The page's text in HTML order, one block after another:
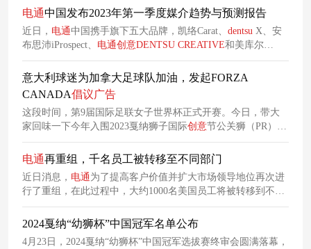
搜索广告及搜索引擎优化业务则由电通 体系协同承接。
电通中国发布2023年第一季度媒介趋势与预测报告
近日， 电通中国携手旗下五大品牌，凯络Carat、 dentsu X、安
布思沛iProspect、 电通创意DENTSU CREATIVE和美库尔
Merkle，发布了《2023年第一季度媒介趋势与预测报告》。
意大利球迷为加拿大足球队加油，发起FORZA
CANADA倡议广告
这段时间，第9届国际足联女子世界杯正式开赛。今日，带大
家回味一下今年入围2023戛纳狮子国际创意节公关狮（PR）社
群管理类别（Community Management）的一支男足广告。在去
年世界杯期间，电通 创意（DENTSU CREATIVE
手意大利国足合作伙伴——零食品牌Fonzies，发起一项FORZA
CANADA（加油吧！枫叶国）全国倡议。
电通再重组，千名员工被转移至不同部门
近日消息， 电通 为了提高客户价值并扩大市场领导地位再次进
行了重组，在此过程中，大约1000名美国员工将被转移到不同
的部门。 在这其中，电通媒体美洲区首席执行官道格·罗森
（Doug Rozen）离职，他在该公司已效力了四年多。
2024戛纳“幼狮杯”中国冠军名单公布
4月23日，2024戛纳“幼狮杯”中国冠军选拔赛终审会圆满落幕，